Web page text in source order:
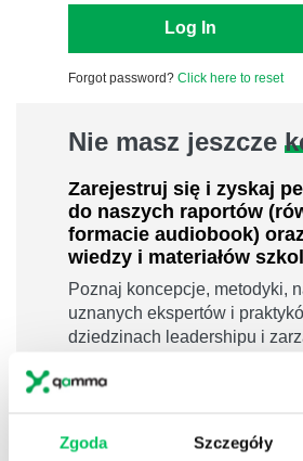
Zgoda Szczegóły
Forgot password? Click here to reset
Nie masz jeszcze
Zarejestruj się i zyskaj
do naszych raportów
formacie audiobook)
wiedzy i materiałów
Poznaj koncepcje, metodyki,
uznanych ekspertów i
dziedzinach leadershipu i
efektywności osobistej.
40 filmów edukacyjnych